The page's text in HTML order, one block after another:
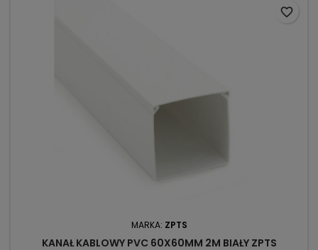
MARKA: ZPTS
KANAŁ KABLOWY PVC 60X60MM 2M BIAŁY ZPTS
favorite_border